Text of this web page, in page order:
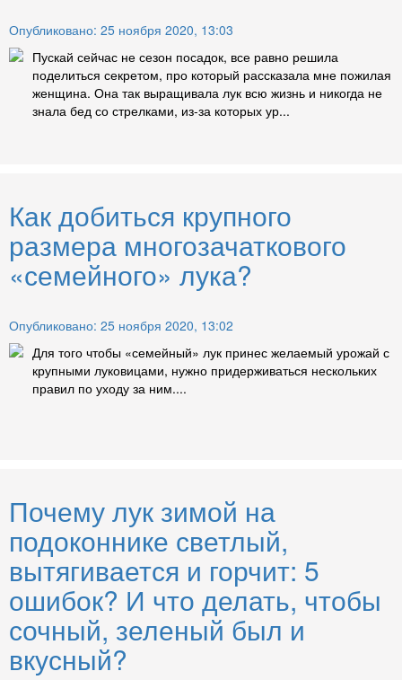
Опубликовано: 25 ноября 2020, 13:03
Пускай сейчас не сезон посадок, все равно решила
поделиться секретом, про который рассказала мне пожилая
женщина. Она так выращивала лук всю жизнь и никогда не
знала бед со стрелками, из-за которых ур...
Как добиться крупного
размера многозачаткового
«семейного» лука?
Опубликовано: 25 ноября 2020, 13:02
Для того чтобы «семейный» лук принес желаемый урожай с
крупными луковицами, нужно придерживаться нескольких
правил по уходу за ним....
Почему лук зимой на
подоконнике светлый,
вытягивается и горчит: 5
ошибок? И что делать, чтобы
сочный, зеленый был и
вкусный?